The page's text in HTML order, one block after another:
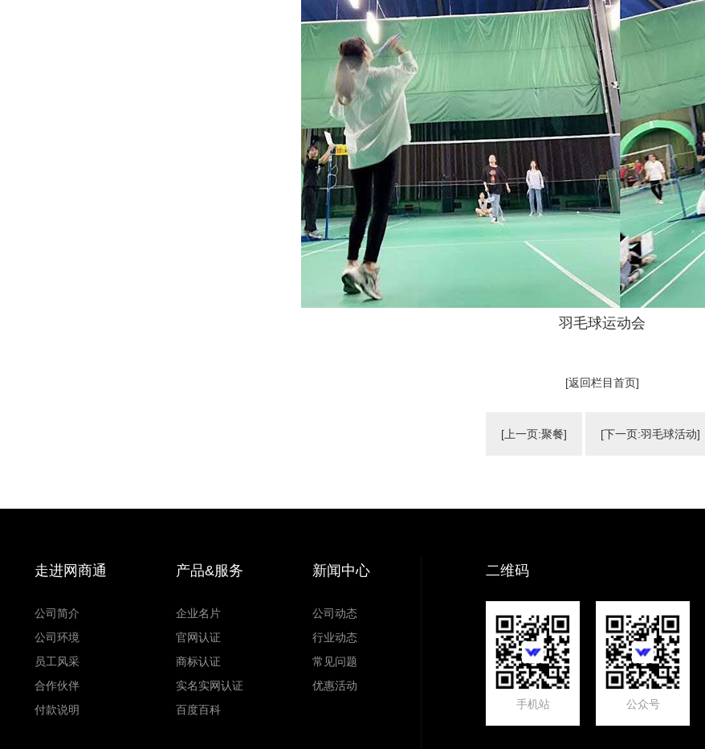
羽毛球运动会
[返回栏目首页]
[上一页:聚餐] [下一页:羽毛球活动]
走进网商通
公司简介
公司环境
员工风采
合作伙伴
付款说明
产品&服务
企业名片
官网认证
商标认证
实名实网认证
百度百科
新闻中心
公司动态
行业动态
常见问题
优惠活动
二维码
手机站 公众号